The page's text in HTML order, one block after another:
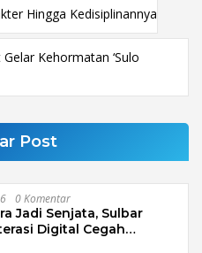
Hingga Kedisiplinannya
Kehormatan ‘Sulo
Post
0 Komentar
Jadi Senjata, Sulbar
Digital Cegah